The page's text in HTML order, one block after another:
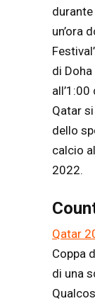
un’ora
di
Qatar
dello
calcio
2022.
Qatar
Coppa
di una